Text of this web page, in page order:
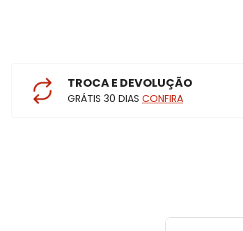
TROCA E DEVOLUÇÃO
GRÁTIS 30 DIAS CONFIRA